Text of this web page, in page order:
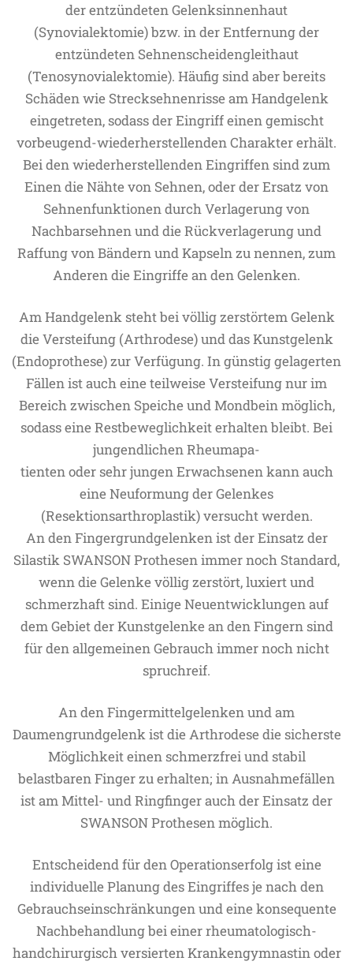
der entzündeten Gelenksinnenhaut
(Synovialektomie) bzw. in der Entfernung der
entzündeten Sehnenscheidengleithaut
(Tenosynovialektomie). Häufig sind aber bereits
Schäden wie Strecksehnenrisse am Handgelenk
eingetreten, sodass der Eingriff einen gemischt
vorbeugend-wiederherstellenden Charakter erhält.
Bei den wiederherstellenden Eingriffen sind zum
Einen die Nähte von Sehnen, oder der Ersatz von
Sehnenfunktionen durch Verlagerung von
Nachbarsehnen und die Rückverlagerung und
Raffung von Bändern und Kapseln zu nennen, zum
Anderen die Eingriffe an den Gelenken.
Am Handgelenk steht bei völlig zerstörtem Gelenk
die Versteifung (Arthrodese) und das Kunstgelenk
(Endoprothese) zur Verfügung. In günstig gelagerten
Fällen ist auch eine teilweise Versteifung nur im
Bereich zwischen Speiche und Mondbein möglich,
sodass eine Restbeweglichkeit erhalten bleibt. Bei
jungendlichen Rheumapa-
tienten oder sehr jungen Erwachsenen kann auch
eine Neuformung der Gelenkes
(Resektionsarthroplastik) versucht werden.
An den Fingergrundgelenken ist der Einsatz der
Silastik SWANSON Prothesen immer noch Standard,
wenn die Gelenke völlig zerstört, luxiert und
schmerzhaft sind. Einige Neuentwicklungen auf
dem Gebiet der Kunstgelenke an den Fingern sind
für den allgemeinen Gebrauch immer noch nicht
spruchreif.
An den Fingermittelgelenken und am
Daumengrundgelenk ist die Arthrodese die sicherste
Möglichkeit einen schmerzfrei und stabil
belastbaren Finger zu erhalten; in Ausnahmefällen
ist am Mittel- und Ringfinger auch der Einsatz der
SWANSON Prothesen möglich.
Entscheidend für den Operationserfolg ist eine
individuelle Planung des Eingriffes je nach den
Gebrauchseinschränkungen und eine konsequente
Nachbehandlung bei einer rheumatologisch-
handchirurgisch versierten Krankengymnastin oder